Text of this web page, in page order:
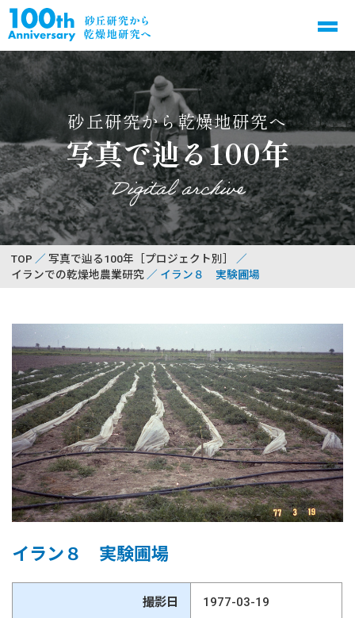
砂丘研究から乾燥地研究へ
写真で辿る100年
Digital archive
TOP
写真で辿る100年［プロジェクト別］
イランでの乾燥地農業研究
イラン８ 実験圃場
イラン８ 実験圃場
撮影日 1977-03-19